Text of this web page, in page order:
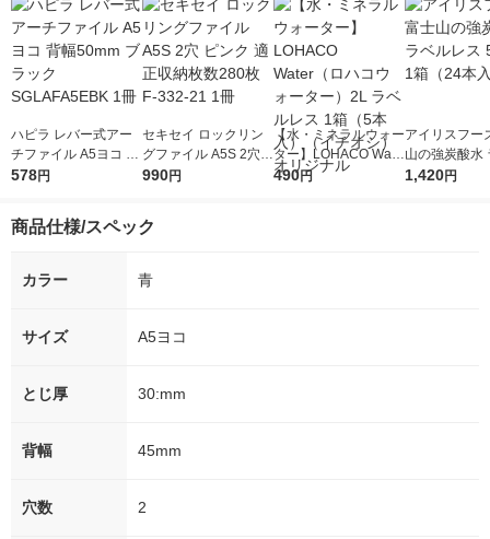
ハピラ レバー式アー
チファイル A5ヨコ 背
幅50mm ブラック SG
578円
セキセイ ロックリン
グファイル A5S 2穴
ピンク 適正収納枚数2
990円
【水・ミネラルウォー
ター】LOHACO Wate
r（ロハコウォータ
490円
アイリスフー
山の強炭酸水
レス 500ml 1
1,420円
商品仕様/スペック
カラー 青
サイズ A5ヨコ
とじ厚 30:mm
背幅 45mm
穴数 2